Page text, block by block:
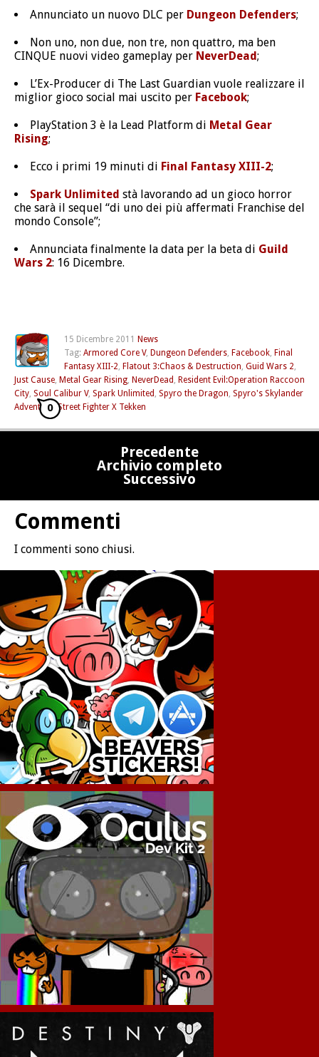
Annunciato un nuovo DLC per Dungeon Defenders;
Non uno, non due, non tre, non quattro, ma ben
CINQUE nuovi video gameplay per NeverDead;
L’Ex-Producer di The Last Guardian vuole realizzare il
miglior gioco social mai uscito per Facebook;
PlayStation 3 è la Lead Platform di Metal Gear
Rising;
Ecco i primi 19 minuti di Final Fantasy XIII-2;
Spark Unlimited stà lavorando ad un gioco horror
che sarà il sequel “di uno dei più affermati Franchise del
mondo Console”;
Annunciata finalmente la data per la beta di Guild
Wars 2: 16 Dicembre.
15 Dicembre 2011
News
Tag: Armored Core V, Dungeon Defenders, Facebook, Final
Fantasy XIII-2, Flatout 3:Chaos & Destruction, Guid Wars 2,
Just Cause, Metal Gear Rising, NeverDead , Resident Evil:Operation Raccoon
City, Soul Calibur V, Spark Unlimited , Spyro the Dragon, Spyro's Skylander
Adventure ,Street Fighter X Tekken
0
Precedente
Archivio completo
Successivo
Commenti
I commenti sono chiusi.